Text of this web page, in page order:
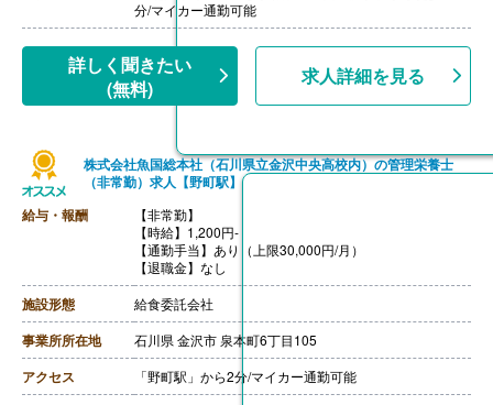
分/マイカー通勤可能
詳しく聞きたい
(無料)
求人詳細を見る
株式会社魚国総本社（石川県立金沢中央高校内）の管理栄養士
（非常勤）求人【野町駅】
給与・報酬
【非常勤】
【時給】1,200円-
【通勤手当】あり（上限30,000円/月）
【退職金】なし
施設形態 給食委託会社
事業所所在地 石川県 金沢市 泉本町6丁目105
アクセス 「野町駅」から2分/マイカー通勤可能